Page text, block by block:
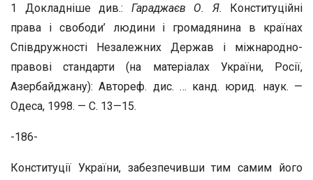
1 Докладніше див.: Гараджаєв О. Я. Конституційні
права і свободи’ людини і громадянина в країнах
Співдружності Незалежних Держав і міжнародно-
правові стандарти (на матеріалах України, Росії,
Азербайджану): Автореф. дис. … канд. юрид. наук. —
Одеса, 1998. — С. 13—15.
-186-
Конституції України, забезпечивши тим самим його